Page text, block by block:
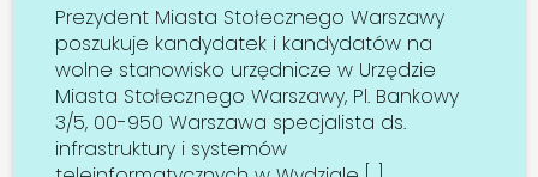
Prezydent Miasta Stołecznego Warszawy
poszukuje kandydatek i kandydatów na
wolne stanowisko urzędnicze w Urzędzie
Miasta Stołecznego Warszawy, Pl. Bankowy
3/5, 00-950 Warszawa specjalista ds.
infrastruktury i systemów